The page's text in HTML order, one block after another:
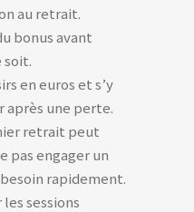
au retrait.
bonus avant
soit.
en euros et s’y
après une perte.
retrait peut
pas engager un
rapidement.
sessions